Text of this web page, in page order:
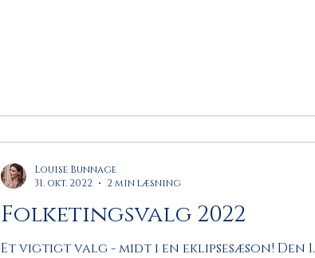
Folketingsvalg 2022
Et vigtigt valg - midt i en eklipsesæson! Den 1.
Louise Bunnage
31. okt. 2022
2 min læsning